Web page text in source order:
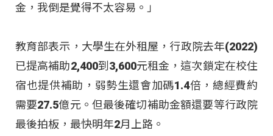
金，我倒是覺得不太容易。」
教育部表示，大學生在外租屋，行政院去年(2022)
已提高補助2,400到3,600元租金，這次鎖定在校住
宿也提供補助，弱勢生還會加碼1.4倍，總經費約
需要27.5億元。但最後確切補助金額還要等行政院
最後拍板，最快明年2月上路。